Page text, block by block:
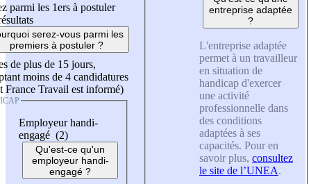
parmi les 1ers à postuler
serez-vous parmi les
premiers à postuler ?
de plus de 15 jours,
moins de 4 candidatures
France Travail est informé)
Employeur handi-
engagé (2)
Qu'est-ce qu'un
employeur handi-
engagé ?
entreprise adaptée
?
L'entreprise adaptée
permet à un travailleur
en situation de
handicap d'exercer
une activité
professionnelle dans
des conditions
adaptées à ses
capacités. Pour en
savoir plus, consultez
le site de l’UNEA.